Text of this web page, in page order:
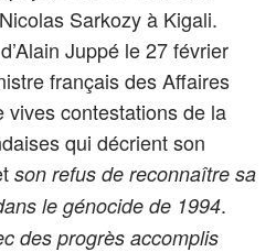
Sarkozy à Kigali.
Juppé le 27 février
français des Affaires
vives contestations de la
qui décrient son
son refus de reconnaître sa
le génocide de 1994.
des progrès accomplis